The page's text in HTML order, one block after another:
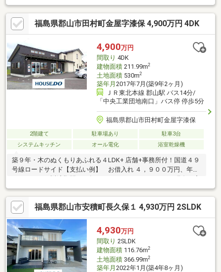
配いりません！□全居室２面採光の明るい住空間♪□一段高い立地
で眺望・日当たり◎ プライベートな空間を作り出せます！□4号
バイパスアクセス良好♪
福島県郡山市田村町金屋字漆保 4,900万円 4DK
4,900万円
間取り 4DK
建物面積211.99m2
土地面積530m2
築年月 2017年7月(築9年2ヶ月)
ＪＲ東北本線 郡山駅 バス14分/
「中央工業団地南口」バス停 停歩5分
福島県郡山市田村町金屋字漆保
2階建て 駐車場あり
駐車3台
システムキッチン
オール電化 浴室乾燥機
築９年・木のぬくもりあふれる４LDK+ 店舗+事務所付！国道４９
号線ロードサイド【支払い例】 お借入れ ４，９００万円、年利
賃収入１００，０００/月（店舗：３９．７４㎡ ・２４帖 ） 実
質支払い ３８，３２０/月・事務所（１９．８７㎡・１１
帖）も賃貸することによって 毎月の家賃収入で住宅ローンがまか
なえます！！・建物の50%以上が自宅スペースなので、金利が圧
倒的に低い通常の「住宅ローン」を利用可・住宅ローン控除で節
税効果も！・ライフスタイルの変化に柔軟に対応◎将来的に二世
帯住宅への転用等、自由自在
福島県郡山市安積町長久保１ 4,930万円 2SLDK
4,930万円
間取り 2SLDK
建物面積116.76m2
土地面積366.99m2
築年月 2022年1月(築4年8ヶ月)